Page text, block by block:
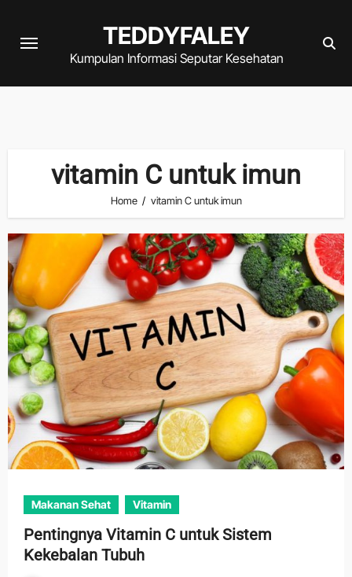
TEDDYFALEY
Kumpulan Informasi Seputar Kesehatan
vitamin C untuk imun
Home vitamin C untuk imun
Makanan Sehat Vitamin
Pentingnya Vitamin C untuk Sistem
Kekebalan Tubuh